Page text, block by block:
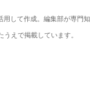
して作成。編集部が専門知
えで掲載しています。